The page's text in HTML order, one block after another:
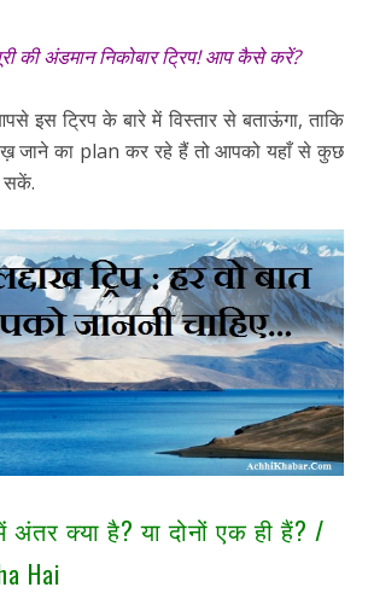
की अंडमान निकोबार ट्रिप! आप कैसे करें?
इस ट्रिप के बारे में विस्तार से बताऊंगा, ताकि
जाने का plan कर रहे हैं तो आपको यहाँ से कुछ
सकें.
क्या है? या दोनों एक ही हैं? /
Hai